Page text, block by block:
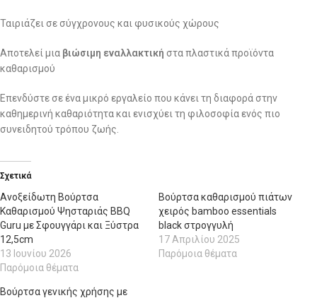
Ταιριάζει σε σύγχρονους και φυσικούς χώρους
Αποτελεί μια βιώσιμη εναλλακτική στα πλαστικά προϊόντα
καθαρισμού
Επενδύστε σε ένα μικρό εργαλείο που κάνει τη διαφορά στην
καθημερινή καθαριότητα και ενισχύει τη φιλοσοφία ενός πιο
συνειδητού τρόπου ζωής.
Σχετικά
Ανοξείδωτη Βούρτσα
Καθαρισμού Ψησταριάς BBQ
Guru με Σφουγγάρι και Ξύστρα
12,5cm
13 Ιουνίου 2026
Παρόμοια θέματα
Βούρτσα καθαρισμού πιάτων
χειρός bamboo essentials
black στρογγυλή
17 Απριλίου 2025
Παρόμοια θέματα
Βούρτσα γενικής χρήσης με